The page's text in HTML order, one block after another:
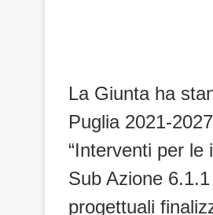
La Giunta ha
Puglia 2021-
“Interventi per le
Sub Azione
progettuali